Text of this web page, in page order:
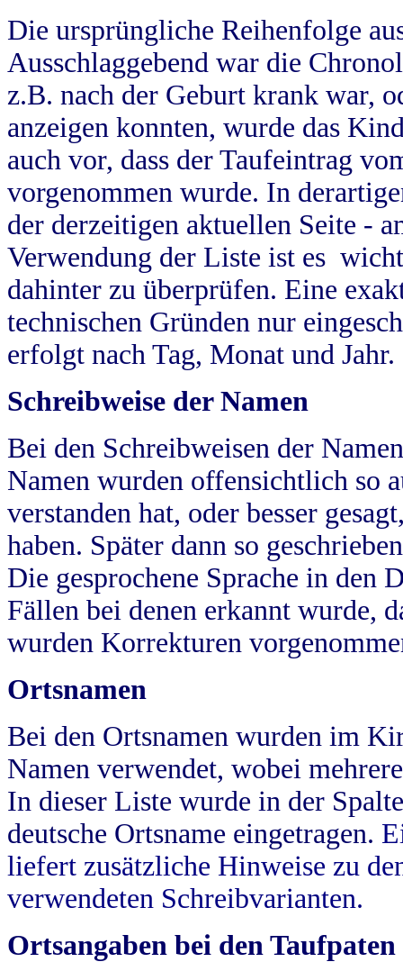
Die ursprüngliche Reihenfolge
Ausschlaggebend war die
z.B. nach der Geburt krank war,
anzeigen konnten, wurde das
auch vor, dass der Taufeintrag
vorgenommen wurde. In
der derzeitigen aktuellen Seite -
Verwendung der Liste ist es
dahinter zu überprüfen. Eine
technischen Gründen nur
erfolgt nach Tag, Monat und Jahr.
Schreibweise der Namen
Bei den Schreibweisen der
Namen wurden offensichtlich so
verstanden hat, oder besser
haben. Später dann so
Die gesprochene Sprache in
Fällen bei denen erkannt wurde,
wurden Korrekturen
Ortsnamen
Bei den Ortsnamen wurden im
Namen verwendet, wobei
In dieser Liste wurde in der
deutsche Ortsname eingetragen.
liefert zusätzliche Hinweise zu
verwendeten Schreibvarianten.
Ortsangaben bei den Taufpaten